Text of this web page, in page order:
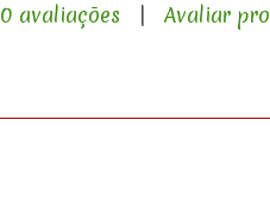
0 avaliações |Avaliar